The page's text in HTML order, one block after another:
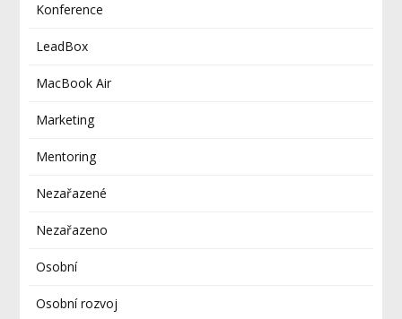
Konference
LeadBox
MacBook Air
Marketing
Mentoring
Nezařazené
Nezařazeno
Osobní
Osobní rozvoj